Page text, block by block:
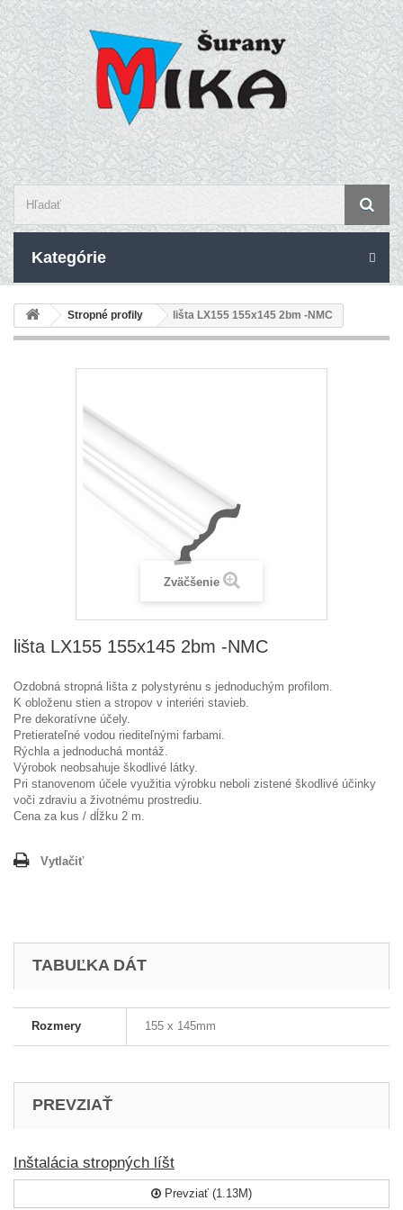
Kategórie
Stropné profily lišta LX155 155x145 2bm -NMC
Zväčšenie
lišta LX155 155x145 2bm -NMC
Ozdobná stropná lišta z polystyrénu s jednoduchým profilom.
K obloženu stien a stropov v interiéri stavieb.
Pre dekoratívne účely.
Pretierateľné vodou riediteľnými farbami.
Rýchla a jednoduchá montáž.
Výrobok neobsahuje škodlivé látky.
Pri stanovenom účele využitia výrobku neboli zistené škodlivé účinky
voči zdraviu a životnému prostrediu.
Cena za kus / dĺžku 2 m.
Vytlačiť
TABUĽKA DÁT
Rozmery 155 x 145mm
PREVZIAŤ
Inštalácia stropných líšt
Prevziať (1.13M)